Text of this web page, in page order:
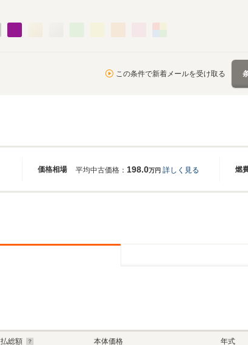
この条件で新着メールを受け取る
価格相場 燃
平均中古価格： 198.0万円 詳しく見る
総額
本体価格
年式